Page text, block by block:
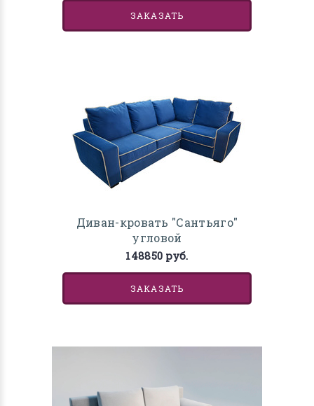
ЗАКАЗАТЬ
Диван-кровать "Сантьяго"
угловой
148850 руб.
ЗАКАЗАТЬ